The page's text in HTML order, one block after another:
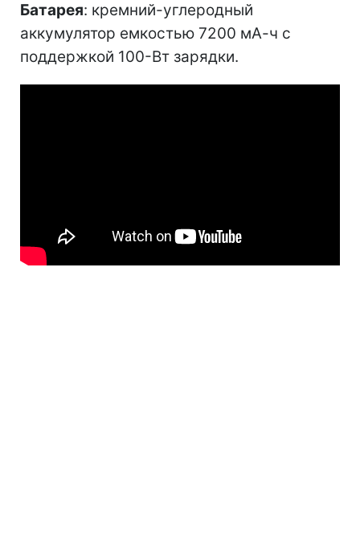
Батарея: кремний-углеродный
аккумулятор емкостью 7200 мА-ч с
поддержкой 100-Вт зарядки.